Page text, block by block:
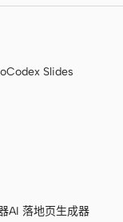
Codex Slides
AI 落地页生成器